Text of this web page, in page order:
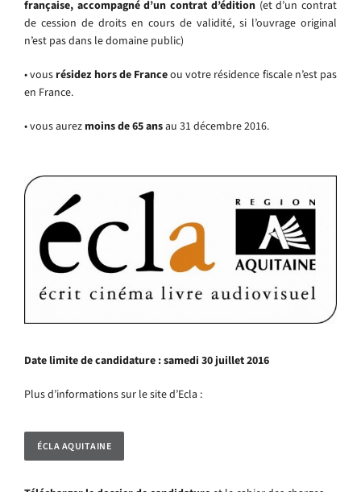
française, accompagné d’un contrat d’édition(et d’un contrat
de cession de droits en cours de validité, si l’ouvrage original
n’est pas dans le domaine public)
•vousrésidez hors de Franceou votre résidence fiscale n’est pas
en France.
•vous aurezmoins de 65 ansau 31 décembre 2016.
Date limite de candidature : samedi 30 juillet 2016
Plus d’informations sur le site d’Ecla :
ÉCLA AQUITAINE